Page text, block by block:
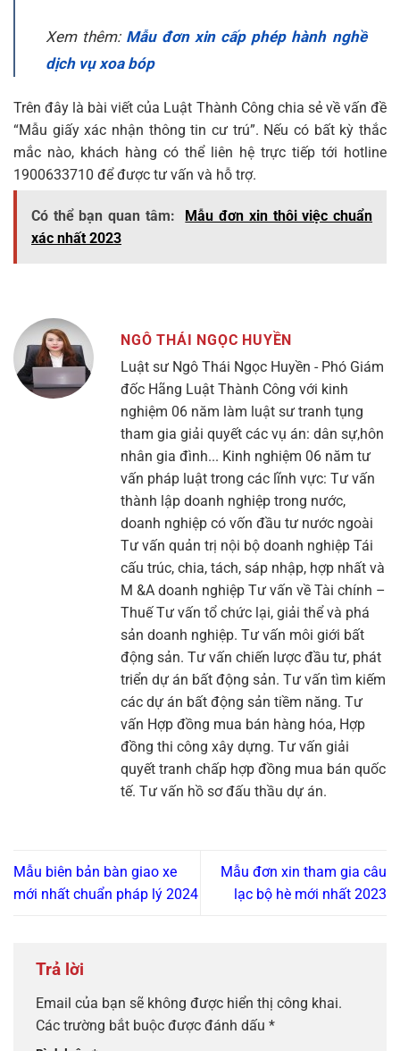
Xem thêm: Mẫu đơn xin cấp phép hành nghề
dịch vụ xoa bóp
Trên đây là bài viết của Luật Thành Công chia sẻ về vấn đề
“Mẫu giấy xác nhận thông tin cư trú”. Nếu có bất kỳ thắc
mắc nào, khách hàng có thể liên hệ trực tiếp tới hotline
1900633710 để được tư vấn và hỗ trợ.
Có thể bạn quan tâm:
Mẫu đơn xin thôi việc chuẩn
xác nhất 2023
NGÔ THÁI NGỌC HUYỀN
Luật sư Ngô Thái Ngọc Huyền - Phó Giám
đốc Hãng Luật Thành Công với kinh
nghiệm 06 năm làm luật sư tranh tụng
tham gia giải quyết các vụ án: dân sự,hôn
nhân gia đình... Kinh nghiệm 06 năm tư
vấn pháp luật trong các lĩnh vực: Tư vấn
thành lập doanh nghiệp trong nước,
doanh nghiệp có vốn đầu tư nước ngoài
Tư vấn quản trị nội bộ doanh nghiệp Tái
cấu trúc, chia, tách, sáp nhập, hợp nhất và
M &A doanh nghiệp Tư vấn về Tài chính –
Thuế Tư vấn tổ chức lại, giải thể và phá
sản doanh nghiệp. Tư vấn môi giới bất
động sản. Tư vấn chiến lược đầu tư, phát
triển dự án bất động sản. Tư vấn tìm kiếm
các dự án bất động sản tiềm năng. Tư
vấn Hợp đồng mua bán hàng hóa, Hợp
đồng thi công xây dựng. Tư vấn giải
quyết tranh chấp hợp đồng mua bán quốc
tế. Tư vấn hồ sơ đấu thầu dự án.
Mẫu biên bản bàn giao xe
mới nhất chuẩn pháp lý 2024
Mẫu đơn xin tham gia câu
lạc bộ hè mới nhất 2023
Trả lời
Email của bạn sẽ không được hiển thị công khai.
Các trường bắt buộc được đánh dấu *